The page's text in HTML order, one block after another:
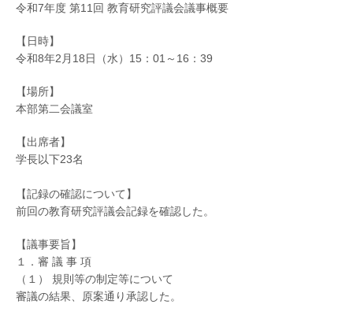
令和7年度 第11回 教育研究評議会議事概要
【日時】
令和8年2月18日（水）15：01～16：39
【場所】
本部第二会議室
【出席者】
学長以下23名
【記録の確認について】
前回の教育研究評議会記録を確認した。
【議事要旨】
１．審 議 事 項
（１） 規則等の制定等について
審議の結果、原案通り承認した。